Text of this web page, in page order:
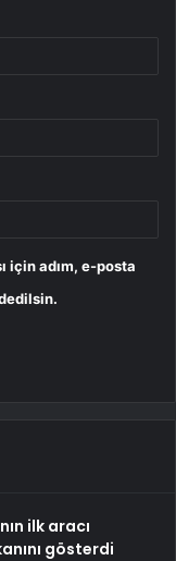
için adım, e-posta
ilk aracı
gösterdi